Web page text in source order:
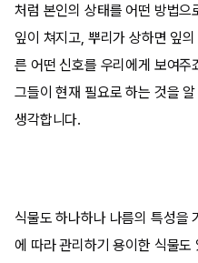
처럼 본인의 상태를 어떤 방법
잎이 쳐지고, 뿌리가 상하면 잎
른 어떤 신호를 우리에게 보여주
그들이 현재 필요로 하는 것을
생각합니다.
식물도 하나하나 나름의 특성을
에 따라 관리하기 용이한 식물